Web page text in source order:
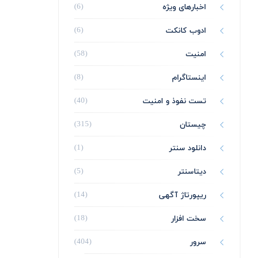
اخبارهای ویژه (6)
ادوب کانکت (6)
امنیت (58)
اینستاگرام (8)
تست نفوذ و امنیت (40)
چیستان (315)
دانلود سنتر (1)
دیتاسنتر (5)
ریپورتاژ آگهی (14)
سخت افزار (18)
سرور (404)